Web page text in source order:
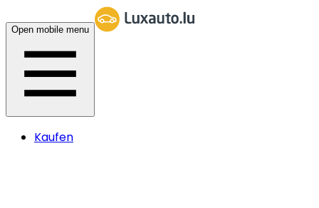
Open mobile menu
Kaufen